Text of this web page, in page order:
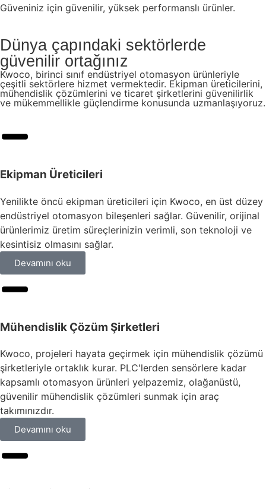
Güveniniz için güvenilir, yüksek performanslı ürünler.
Dünya çapındaki sektörlerde
güvenilir ortağınız
Kwoco, birinci sınıf endüstriyel otomasyon ürünleriyle
çeşitli sektörlere hizmet vermektedir. Ekipman üreticilerini,
mühendislik çözümlerini ve ticaret şirketlerini güvenilirlik
ve mükemmellikle güçlendirme konusunda uzmanlaşıyoruz.
Ekipman Üreticileri
Yenilikte öncü ekipman üreticileri için Kwoco, en üst düzey
endüstriyel otomasyon bileşenleri sağlar. Güvenilir, orijinal
ürünlerimiz üretim süreçlerinizin verimli, son teknoloji ve
kesintisiz olmasını sağlar.
Devamını oku
Mühendislik Çözüm Şirketleri
Kwoco, projeleri hayata geçirmek için mühendislik çözümü
şirketleriyle ortaklık kurar. PLC'lerden sensörlere kadar
kapsamlı otomasyon ürünleri yelpazemiz, olağanüstü,
güvenilir mühendislik çözümleri sunmak için araç
takımınızdır.
Devamını oku